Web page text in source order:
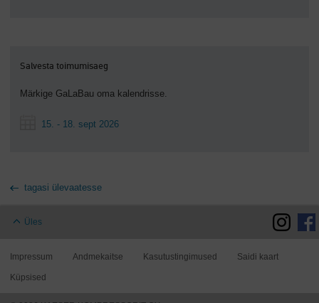
Salvesta toimumisaeg
Märkige GaLaBau oma kalendrisse.
15. - 18. sept 2026
tagasi ülevaatesse
Üles
Impressum Andmekaitse Kasutustingimused Saidi kaart
Küpsised